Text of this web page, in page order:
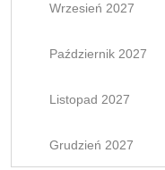
Wrzesień 2027
Październik 2027
Listopad 2027
Grudzień 2027